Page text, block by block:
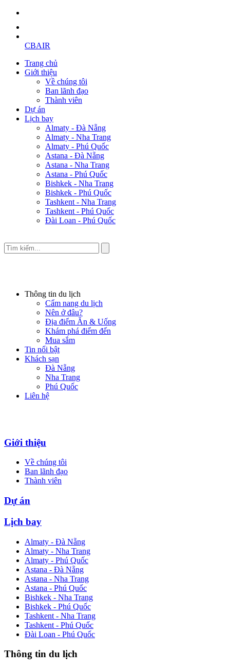
CBAIR
Trang chủ
Giới thiệu
Về chúng tôi
Ban lãnh đạo
Thành viên
Dự án
Lịch bay
Almaty - Đà Nẵng
Almaty - Nha Trang
Almaty - Phú Quốc
Astana - Đà Nẵng
Astana - Nha Trang
Astana - Phú Quốc
Bishkek - Nha Trang
Bishkek - Phú Quốc
Tashkent - Nha Trang
Tashkent - Phú Quốc
Đài Loan - Phú Quốc
Thông tin du lịch
Cẩm nang du lịch
Nên ở đâu?
Địa điểm Ăn & Uống
Khám phá điểm đến
Mua sắm
Tin nổi bật
Khách sạn
Đà Nẵng
Nha Trang
Phú Quốc
Liên hệ
Giới thiệu
Về chúng tôi
Ban lãnh đạo
Thành viên
Dự án
Lịch bay
Almaty - Đà Nẵng
Almaty - Nha Trang
Almaty - Phú Quốc
Astana - Đà Nẵng
Astana - Nha Trang
Astana - Phú Quốc
Bishkek - Nha Trang
Bishkek - Phú Quốc
Tashkent - Nha Trang
Tashkent - Phú Quốc
Đài Loan - Phú Quốc
Thông tin du lịch